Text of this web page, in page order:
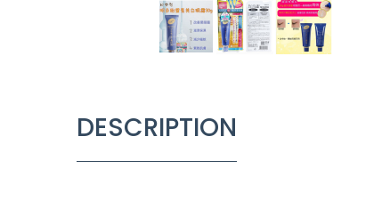
DESCRIPTION